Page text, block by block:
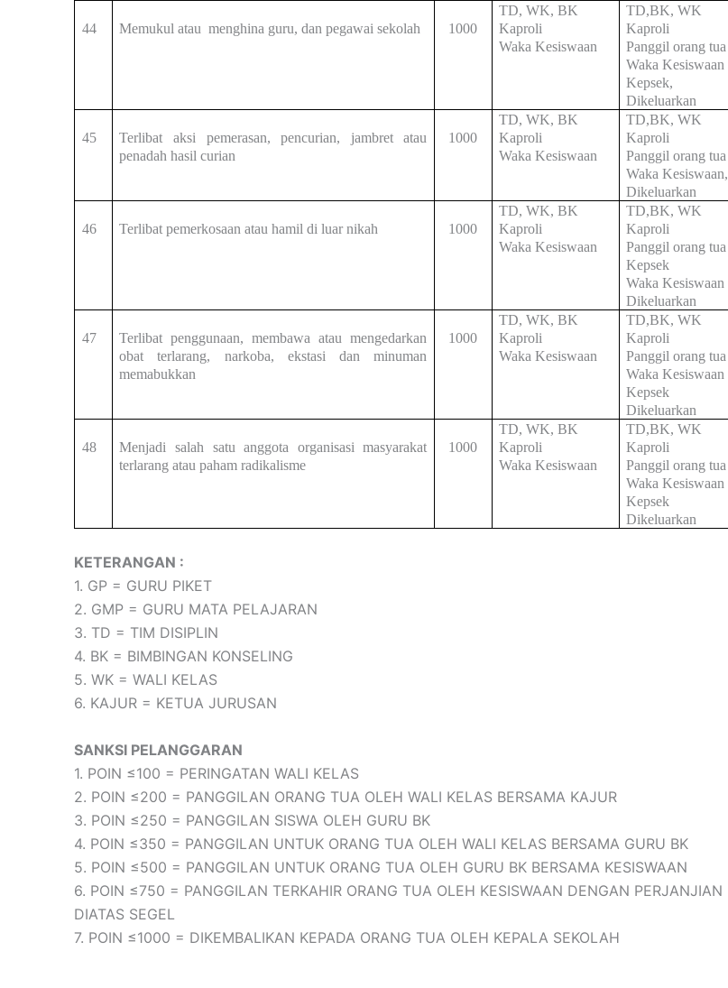
44 Memukul atau menghina guru, dan pegawai sekolah 1000
TD, WK, BK
Kaproli
Waka Kesiswaan
TD,BK, WK
Kaproli
Panggil orang tua
Waka Kesiswaan
Kepsek,
Dikeluarkan
45
Terlibat aksi pemerasan, pencurian, jambret atau
penadah hasil curian
1000
TD, WK, BK
Kaproli
Waka Kesiswaan
TD,BK, WK
Kaproli
Panggil orang tua
Waka Kesiswaan,
Dikeluarkan
46 Terlibat pemerkosaan atau hamil di luar nikah 1000
TD, WK, BK
Kaproli
Waka Kesiswaan
TD,BK, WK
Kaproli
Panggil orang tua
Kepsek
Waka Kesiswaan
Dikeluarkan
47
Terlibat penggunaan, membawa atau mengedarkan
obat terlarang, narkoba, ekstasi dan minuman
memabukkan
1000
TD, WK, BK
Kaproli
Waka Kesiswaan
TD,BK, WK
Kaproli
Panggil orang tua
Waka Kesiswaan
Kepsek
Dikeluarkan
48
Menjadi salah satu anggota organisasi masyarakat
terlarang atau paham radikalisme
1000
TD, WK, BK
Kaproli
Waka Kesiswaan
TD,BK, WK
Kaproli
Panggil orang tua
Waka Kesiswaan
Kepsek
Dikeluarkan
KETERANGAN :
1. GP = GURU PIKET
2. GMP = GURU MATA PELAJARAN
3. TD = TIM DISIPLIN
4. BK = BIMBINGAN KONSELING
5. WK = WALI KELAS
6. KAJUR = KETUA JURUSAN
SANKSI PELANGGARAN
1. POIN ≤100 = PERINGATAN WALI KELAS
2. POIN ≤200 = PANGGILAN ORANG TUA OLEH WALI KELAS BERSAMA KAJUR
3. POIN ≤250 = PANGGILAN SISWA OLEH GURU BK
4. POIN ≤350 = PANGGILAN UNTUK ORANG TUA OLEH WALI KELAS BERSAMA GURU BK
5. POIN ≤500 = PANGGILAN UNTUK ORANG TUA OLEH GURU BK BERSAMA KESISWAAN
6. POIN ≤750 = PANGGILAN TERKAHIR ORANG TUA OLEH KESISWAAN DENGAN PERJANJIAN
DIATAS SEGEL
7. POIN ≤1000 = DIKEMBALIKAN KEPADA ORANG TUA OLEH KEPALA SEKOLAH